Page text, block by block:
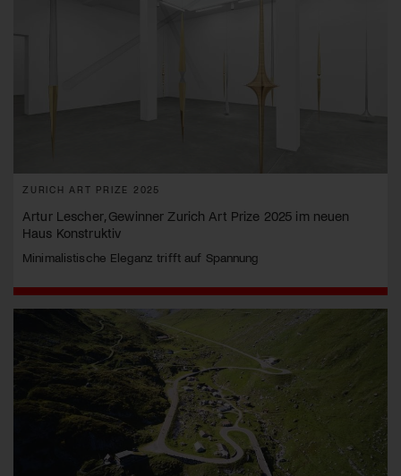
ZURICH ART PRIZE 2025
Artur Lescher, Gewinner Zurich Art Prize 2025 im neuen
Haus Konstruktiv
Minimalistische Eleganz trifft auf Spannung